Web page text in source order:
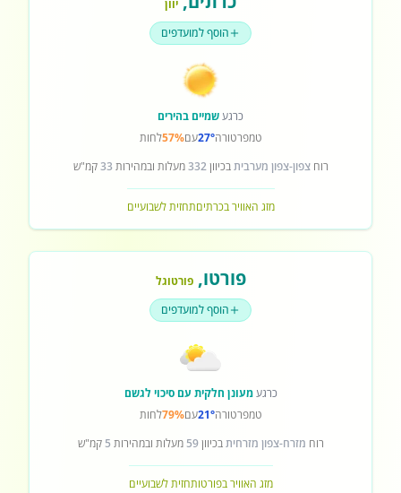
יוון
הוסף למועדפים
כרגעשמיים בהירים
טמפרטורה27°עם57%לחות
רוחצפון-צפון מערביתבכיוון332מעלות ובמהירות 33קמ"ש
מזג האוויר בכרתיםתחזית לשבועיים
פורטו,פורטוגל
הוסף למועדפים
כרגעמעונן חלקית עם סיכוי לגשם
טמפרטורה21°עם79%לחות
רוח מזרח-צפון מזרחיתבכיוון59 מעלות ובמהירות 5 קמ"ש
מזג האוויר בפורטותחזית לשבועיים